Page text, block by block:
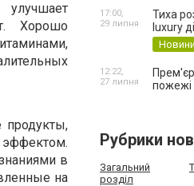
Хорошо
продукты,
эффектом.
в
на
Тиха
luxury
17:00,
29 липня
Прем'єр
пожежі
12:22,
27 липня
Рубрики
Загальний
розділ